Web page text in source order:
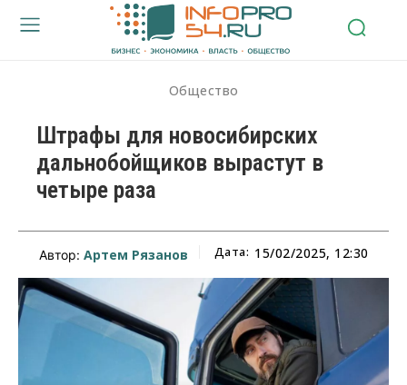
Общество
Штрафы для новосибирских
дальнобойщиков вырастут в
четыре раза
Автор: Артем Рязанов Дата: 15/02/2025, 12:30